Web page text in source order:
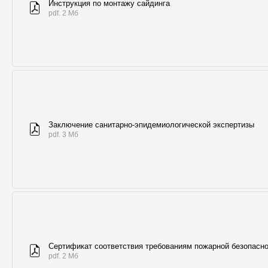
Инструкция по монтажу сайдинга
pdf. 2 Мб
Заключение санитарно-эпидемиологической экспертизы
pdf. 3 Мб
Сертификат соответствия требованиям пожарной
pdf. 2 Мб